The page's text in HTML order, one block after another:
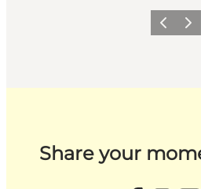
Zurück
Share your